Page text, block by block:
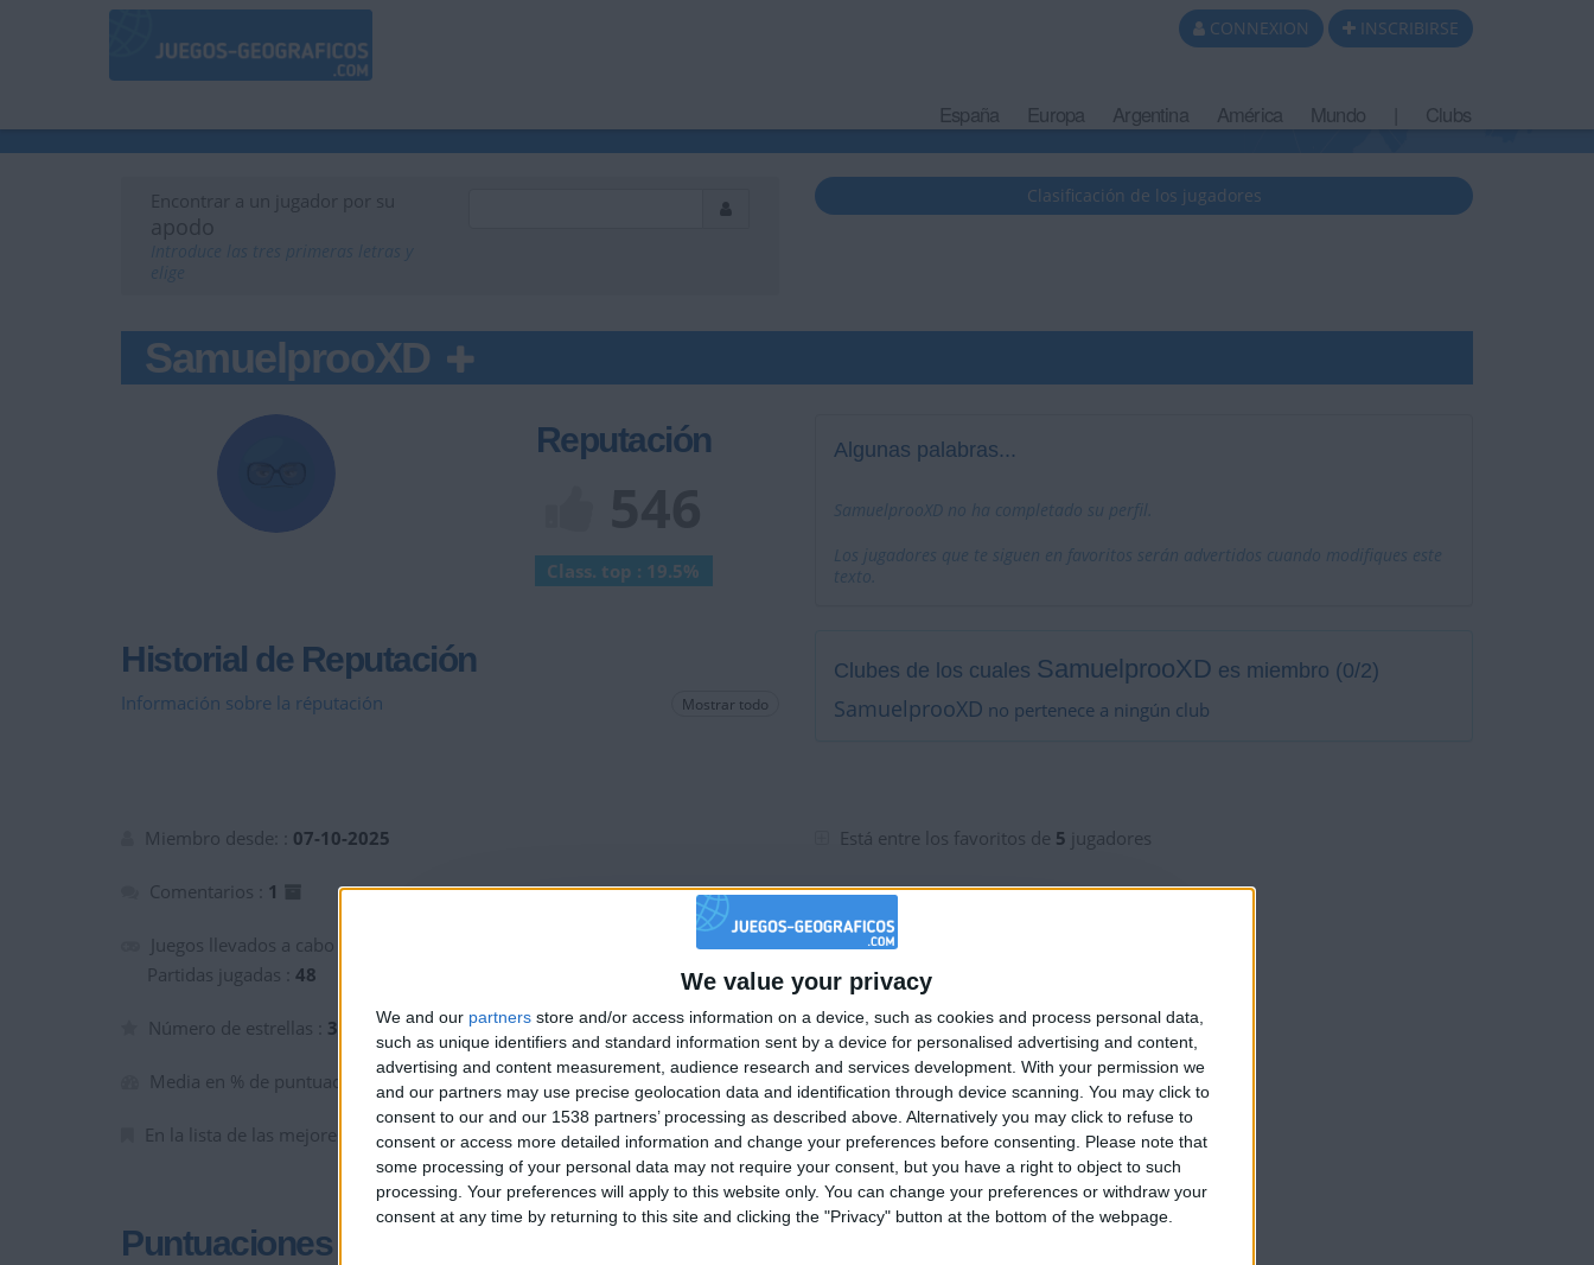
We value your privacy
We and our partners store and/or access information on a device, such as cookies and process personal data,
such as unique identifiers and standard information sent by a device for personalised advertising and content,
advertising and content measurement, audience research and services development. With your permission we
and our partners may use precise geolocation data and identification through device scanning. You may click to
consent to our and our 1538 partners’ processing as described above. Alternatively you may click to refuse to
consent or access more detailed information and change your preferences before consenting.
Please note that
some processing of your personal data may not require your consent, but you have a right to object to such
processing. Your preferences will apply to this website only. You can change your preferences or withdraw your
consent at any time by returning to this site and clicking the "Privacy" button at the bottom of the webpage.
CONNEXION INSCRIBIRSE
España Europa Argentina América Mundo Clubs
Encontrar a un jugador por su
apodo
Clasificación de los jugadores
SamuelprooXD
Reputación
Class. top : 19.5%
Historial de Reputación
Información sobre la réputación Mostrar todo
Algunas palabras...
SamuelprooXD no ha completado su perfil.
Los jugadores que te siguen en favoritos serán advertidos cuando modifiques este
texto.
Clubes de los cuales SamuelprooXD es miembro (0/2)
SamuelprooXD no pertenece a ningún club
Miembro desde: : 07-10-2025
Comentarios : 1
Juegos llevados a cabo :
Partidas jugadas : 48
Número de estrellas : 3
Media en % de puntuación max. : 66.54%
En la lista de las mejores partidas :0
Está entre los favoritos de 5 jugadores
Puntuaciones
🇺🇸 We noticed you’re visiting from
an English-speaking country
Join our American version now and be among
the firsts to submit your score on our
leaderboards!